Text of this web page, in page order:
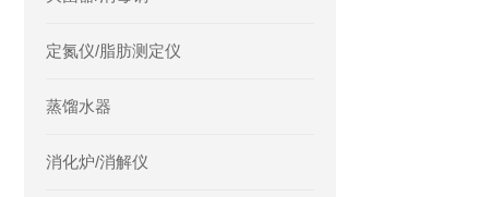
定氮仪/脂肪测定仪
蒸馏水器
消化炉/消解仪